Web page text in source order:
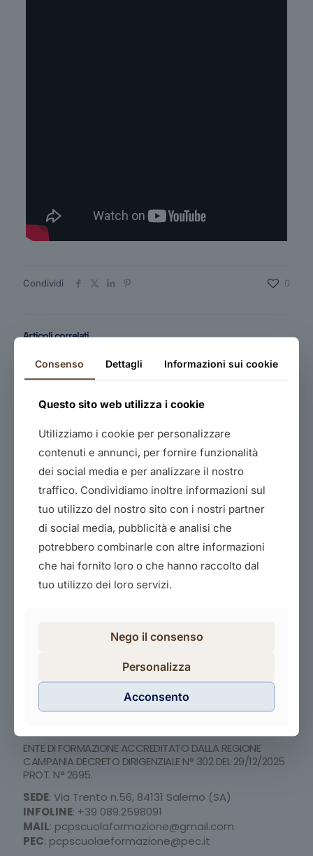
Condividi 0
Articoli correlati
Corso di preparazione X Ciclo T.F.A. Sostegno 2025
Leggi di più
ENTE DI FORMAZIONE ACCREDITATO DALLA REGIONE
CAMPANIA DECRETO DIRIGENZIALE N° 302 DEL 29/12/2025
PROT. N° 2695.
SEDE: Via Trento n.56, 84131 Salerno (SA)
INFOLINE: +39 089.2598091
MAIL: pcpscuolaformazione@gmail.com
PEC: pcpscuolaeformazione@pec.it
Consenso Dettagli Informazioni sui cookie
Questo sito web utilizza i cookie
Utilizziamo i cookie per personalizzare
contenuti e annunci, per fornire funzionalità
dei social media e per analizzare il nostro
traffico. Condividiamo inoltre informazioni sul
tuo utilizzo del nostro sito con i nostri partner
di social media, pubblicità e analisi che
potrebbero combinarle con altre informazioni
che hai fornito loro o che hanno raccolto dal
tuo utilizzo dei loro servizi.
Nego il consenso
Personalizza
Acconsento